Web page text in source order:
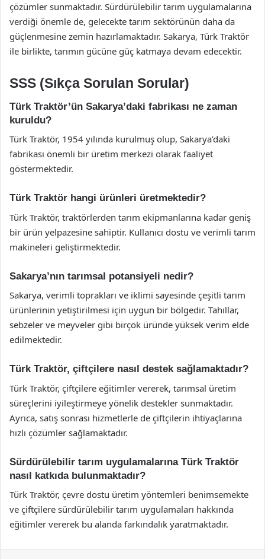
çözümler sunmaktadır. Sürdürülebilir tarım uygulamalarına
verdiği önemle de, gelecekte tarım sektörünün daha da
güçlenmesine zemin hazırlamaktadır. Sakarya, Türk Traktör
ile birlikte, tarımın gücüne güç katmaya devam edecektir.
SSS (Sıkça Sorulan Sorular)
Türk Traktör’ün Sakarya’daki fabrikası ne zaman
kuruldu?
Türk Traktör, 1954 yılında kurulmuş olup, Sakarya’daki
fabrikası önemli bir üretim merkezi olarak faaliyet
göstermektedir.
Türk Traktör hangi ürünleri üretmektedir?
Türk Traktör, traktörlerden tarım ekipmanlarına kadar geniş
bir ürün yelpazesine sahiptir. Kullanıcı dostu ve verimli tarım
makineleri geliştirmektedir.
Sakarya’nın tarımsal potansiyeli nedir?
Sakarya, verimli toprakları ve iklimi sayesinde çeşitli tarım
ürünlerinin yetiştirilmesi için uygun bir bölgedir. Tahıllar,
sebzeler ve meyveler gibi birçok üründe yüksek verim elde
edilmektedir.
Türk Traktör, çiftçilere nasıl destek sağlamaktadır?
Türk Traktör, çiftçilere eğitimler vererek, tarımsal üretim
süreçlerini iyileştirmeye yönelik destekler sunmaktadır.
Ayrıca, satış sonrası hizmetlerle de çiftçilerin ihtiyaçlarına
hızlı çözümler sağlamaktadır.
Sürdürülebilir tarım uygulamalarına Türk Traktör
nasıl katkıda bulunmaktadır?
Türk Traktör, çevre dostu üretim yöntemleri benimsemekte
ve çiftçilere sürdürülebilir tarım uygulamaları hakkında
eğitimler vererek bu alanda farkındalık yaratmaktadır.